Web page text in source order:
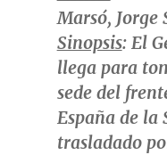
Marsó, Jorge
Sinopsis: El
llega para
sede del
España de la
trasladado